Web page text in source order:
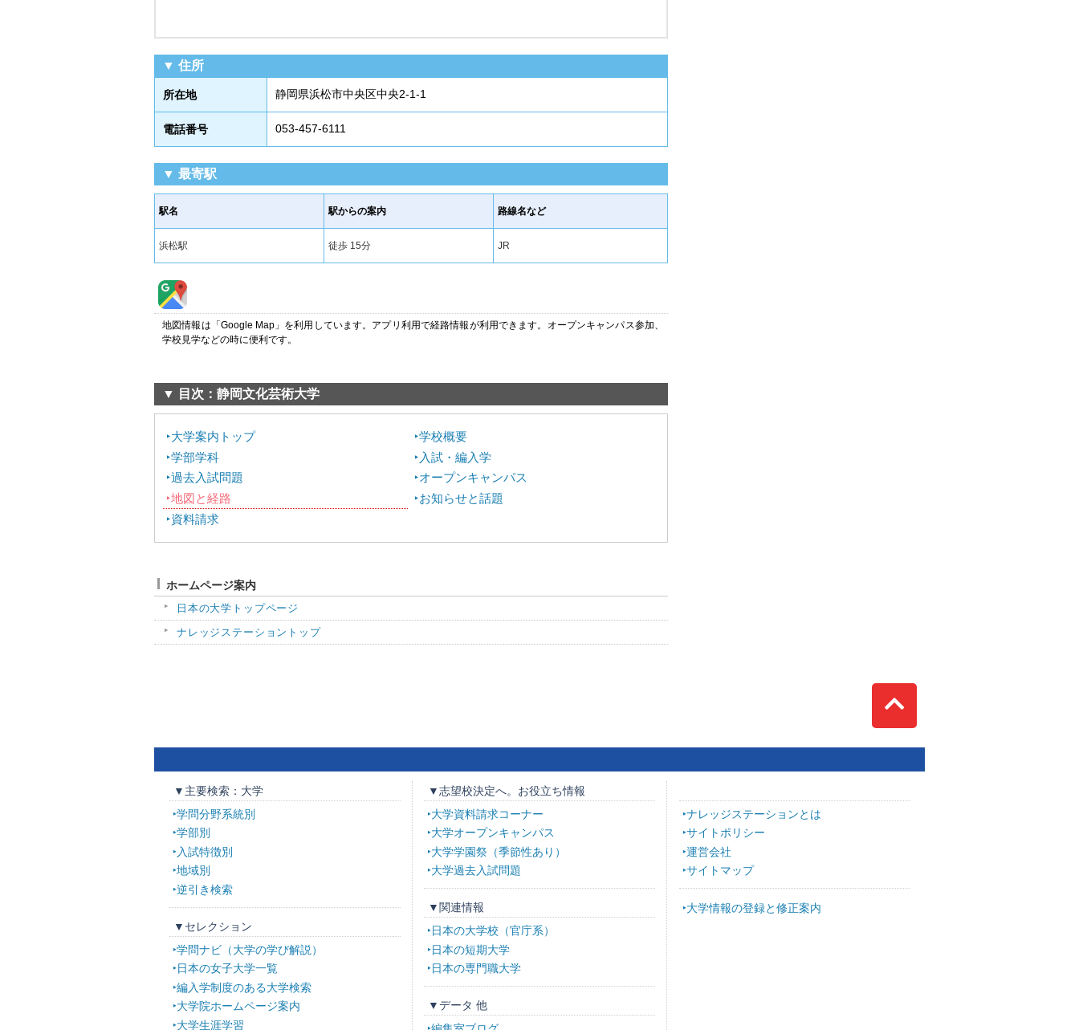
▼ 住所
所在地 静岡県浜松市中央区中央2-1-1
電話番号 053-457-6111
▼ 最寄駅
駅名 駅からの案内 路線名など
浜松駅 徒歩 15分 JR
地図情報は「Google Map」を利用しています。アプリ利用で経路情報が利用できます。オープンキャンパス参加、
学校見学などの時に便利です。
▼ 目次：静岡文化芸術大学
大学案内トップ
学校概要
学部学科
入試・編入学
過去入試問題
オープンキャンパス
地図と経路
お知らせと話題
資料請求
ホームページ案内
日本の大学トップページ
ナレッジステーショントップ
▼主要検索：大学
学問分野系統別
学部別
入試特徴別
地域別
逆引き検索
▼セレクション
学問ナビ（大学の学び解説）
日本の女子大学一覧
編入学制度のある大学検索
大学院ホームページ案内
大学生涯学習
▼志望校決定へ。お役立ち情報
大学資料請求コーナー
大学オープンキャンパス
大学学園祭（季節性あり）
大学過去入試問題
▼関連情報
日本の大学校（官庁系）
日本の短期大学
日本の専門職大学
▼データ 他
ナレッジステーションとは
サイトポリシー
運営会社
サイトマップ
大学情報の登録と修正案内